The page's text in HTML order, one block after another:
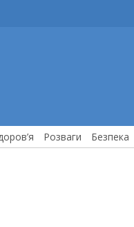
Розваги Безпека